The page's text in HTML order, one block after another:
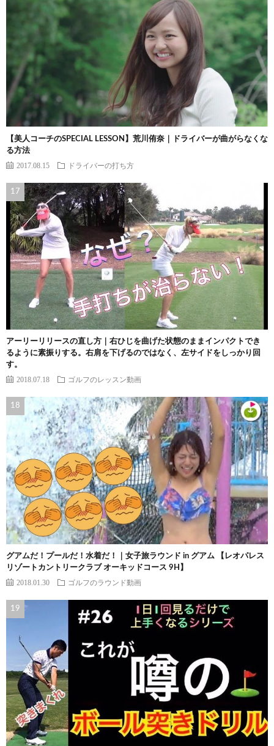
【美人コーチのSPECIAL LESSON】荒川侑奈｜ドライバーが曲がらなくな
る方法
2017.08.15 ドライバーの打ち方
アーリーリリースの直し方｜右ひじを曲げた状態のままインパクトでき
るように素振りする。右肩を下げるのではなく、左サイドをしっかり回
す。
2018.07.18 ゴルフのレッスン動画
グアムだ！プールだ！水着だ！｜女子旅ラウンド in グアム 【レオパレス
リゾートカントリークラブ オーキッドコース 9H】
2018.01.30 ゴルフのラウンド動画